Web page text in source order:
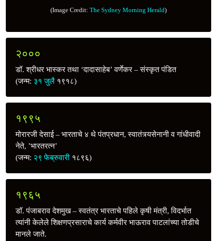
(Image Credit: The Sydney Morning Herald)
२०००
डॉ. श्रीधर भास्कर तथा ‘दादासाहेब’ वर्णेकर – संस्कृत पंडित
(जन्म: ३१ जुलै १९१८)
१९९५
मोरारजी देसाई – भारताचे ४ थे पंतप्रधान, स्वातंत्र्यसेनानी व गांधीवादी
नेते, ’भारतरत्‍न’
(जन्म: २९ फेब्रुवारी १८९६)
१९६५
डॉ. पंजाबराव देशमुख – स्वतंत्र भारताचे पहिले कृषी मंत्री, विदर्भात
त्यांनी केलेले शिक्षणप्रसाराचे कार्य कर्मवीर भाऊराव पाटलांच्या तोडीचे
मानले जाते.